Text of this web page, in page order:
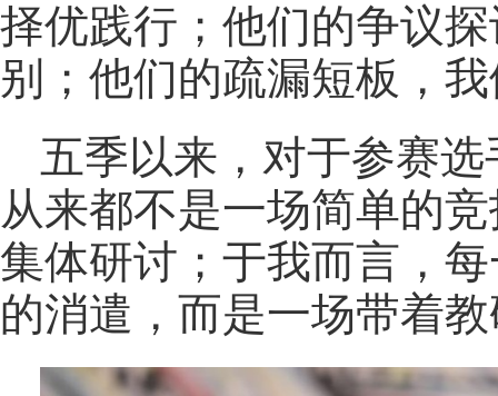
择优践行；他们的争议
别；他们的疏漏短板，
五季以来，对于参赛
从来都不是一场简单的
集体研讨；于我而言，
的消遣，而是一场带着